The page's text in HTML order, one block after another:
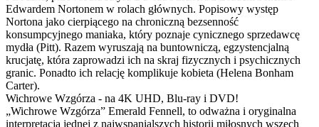
Edwardem Nortonem w rolach głównych. Popisowy występ
Nortona jako cierpiącego na chroniczną bezsenność
konsumpcyjnego maniaka, który poznaje cynicznego sprzedawcę
mydła (Pitt). Razem wyruszają na buntowniczą, egzystencjalną
krucjatę, która zaprowadzi ich na skraj fizycznych i psychicznych
granic. Ponadto ich relację komplikuje kobieta (Helena Bonham
Carter).
Wichrowe Wzgórza - na 4K UHD, Blu-ray i DVD!
„Wichrowe Wzgórza” Emerald Fennell, to odważna i oryginalna
interpretacja jednej z najwspanialszych historii miłosnych wszech